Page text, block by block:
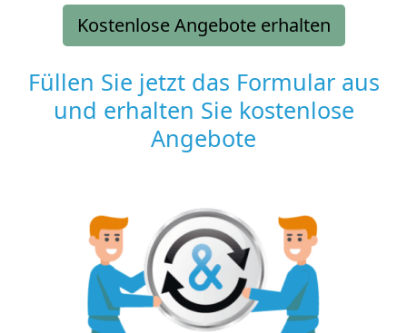
Kostenlose Angebote erhalten
Füllen Sie jetzt das Formular aus
und erhalten Sie kostenlose
Angebote